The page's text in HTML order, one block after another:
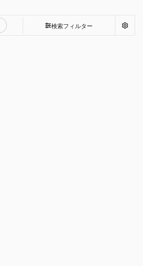
検索フィルター